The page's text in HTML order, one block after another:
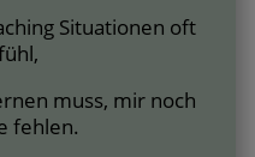
Situationen oft
muss, mir noch
fehlen.